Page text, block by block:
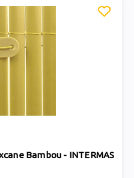
Bambou - INTERMAS